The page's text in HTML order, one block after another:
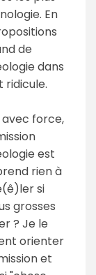
En
de
dans
ridicule.
force,
est
rien à
si
grosses
? Je le
orienter
et